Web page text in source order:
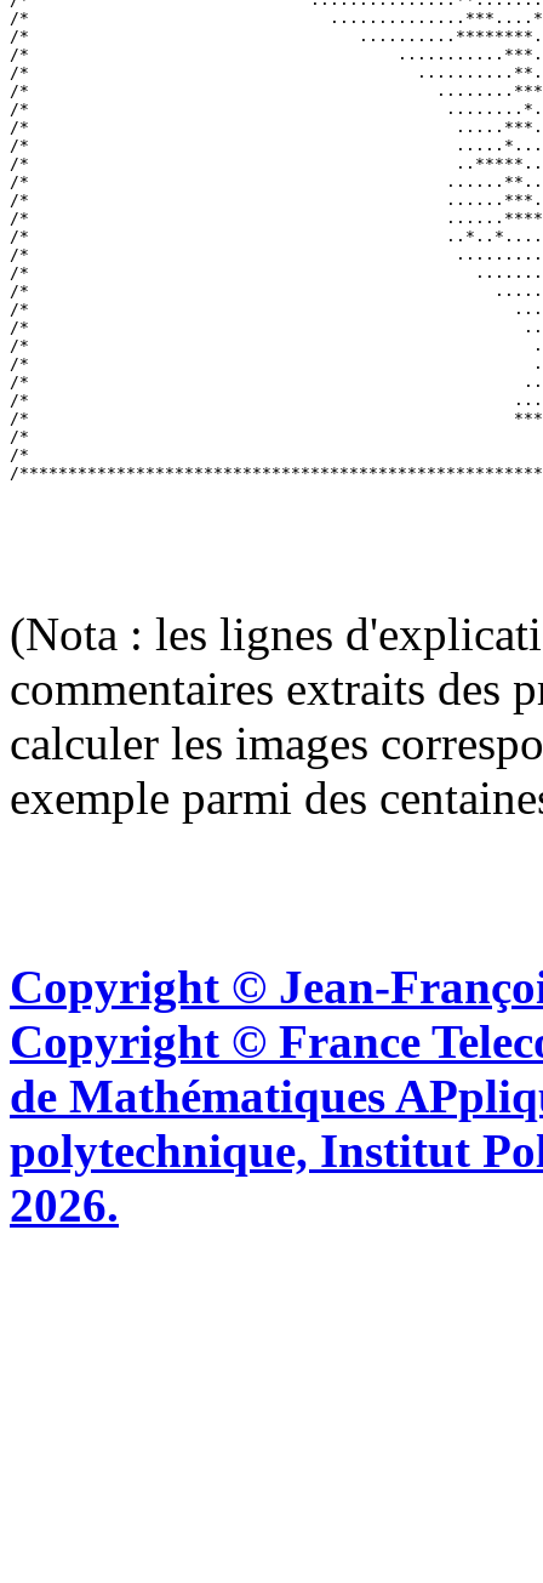
/*
/*
/*
/*
/*
/*
/*
/*
/*
/*
/*
/*
/*
/*
/*
/*
/*
/*
/*
/*
/*
/*
/*
/*
/*
(Nota : les lignes
commentaires extraits des
calculer les images
exemple parmi des
Copyright © Jean-
Copyright © France
de Mathématiques
polytechnique, Institut
2026.